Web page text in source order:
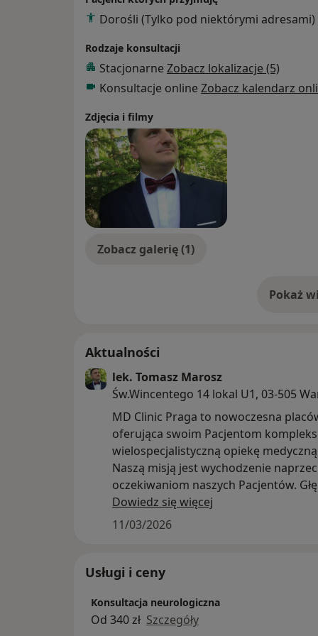
Dorośli (Tylko pod niektórymi adresami)
Rodzaje konsultacji
Stacjonarne Zobacz lokalizacje (5)
Konsultacje online Zobacz kalendarz
Zdjęcia i filmy
Zobacz galerię (1)
Pokażo
Aktualności
lek. Tomasz Marosz
Św.Wincentego 14 lokal U1, 03-505
MD Clinic Praga to nowoczesna
oferująca swoim Pacjentom
wielospecjalistyczną opiekę
Naszą misją jest wychodzenie
oczekiwaniom naszych Pacjentów.
wierzymy w indywidualne podejście do
osoby poszukującej pomocy
wykwalifikowanej kadrze medycznej
innowacyjnych osiągnięć w dziedzinie
medycyny.
Dowiedz się więcej
11/03/2026
Usługi i ceny
Konsultacja neurologiczna
Od 340 zł Szczegóły